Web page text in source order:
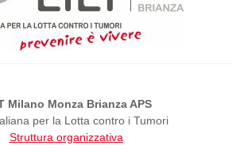
Milano Monza Brianza APS
per la Lotta contro i Tumori
Struttura organizzativa